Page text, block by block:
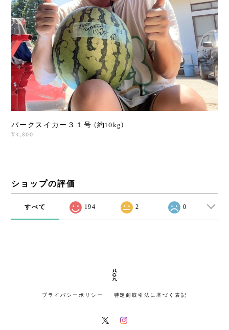
パークスイカー３１号 (約10kg)
¥4,800
ショップの評価
すべて 194 2 0
プライバシーポリシー 特定商取引法に基づく表記